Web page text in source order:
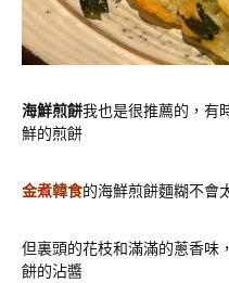
海鮮煎餅我也是很推薦的，有
鮮的煎餅
金煮韓食的海鮮煎餅麵糊不會
但裏頭的花枝和滿滿的蔥香味
餅的沾醬